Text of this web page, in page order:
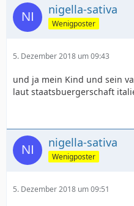
nigella-sativa
Wenigposter
5. Dezember 2018 um 09:43
und ja mein Kind und sein
laut staatsbuergerschaft
nigella-sativa
Wenigposter
5. Dezember 2018 um 09:51